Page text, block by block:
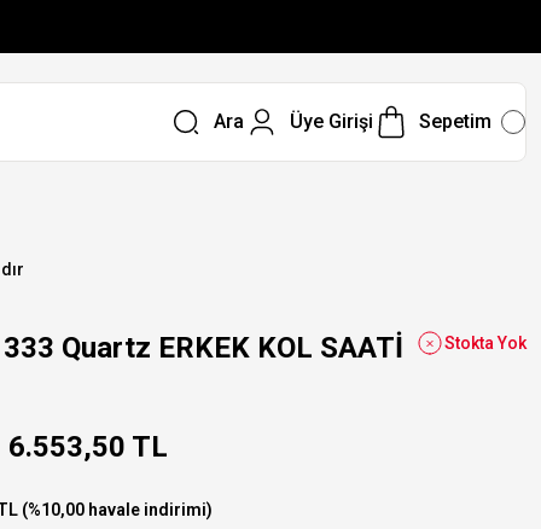
Ara Üye Girişi Sepetim
Quartz ERKEK KOL SAATİ Stokta Yok
6.553,50 TL
(%10,00 havale indirimi)